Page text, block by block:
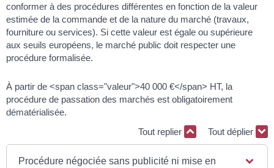
conformer à des procédures différentes en fonction de la valeur
estimée de la commande et de la nature du marché (travaux,
fourniture ou services). Si cette valeur est égale ou supérieure
aux seuils européens, le marché public doit respecter une
procédure formalisée.
À partir de <span class="valeur">40 000 €</span> HT, la
procédure de passation des marchés est obligatoirement
dématérialisée.
Tout replier
Tout déplier
Procédure négociée sans publicité ni mise en